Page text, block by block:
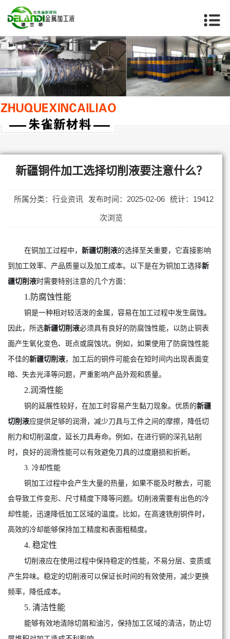
当前位置：首页>>新疆行业资讯
新疆铜件加工选择切削液要注意什么？
所属分类：行业资讯 发布时间：2025-02-06 统计：19412
次浏览
在铜加工过程中， 新疆切削液的选择至关重要，它直接影响
到加工效率、产品质量以及加工成本。以下是在为铜加工选择新
疆切削液时需要特别注意的几个方面：
1.防腐蚀性能
铜是一种相对较活泼的金属，容易在加工过程中发生腐蚀。
因此，所选新疆切削液必须具有良好的防腐蚀性能，以防止铜表
面产生氧化变色、斑点或腐蚀坑。例如，如果使用了防腐蚀性能
不佳的新疆切削液，加工后的铜件可能会在短时间内出现表面变
暗、失去光泽等问题，严重影响产品外观和质量。
2.润滑性能
铜的延展性较好，在加工时容易产生黏刀现象。优质的新疆
切削液应提供足够的润滑，减少刀具与工件之间的摩擦，降低切
削力和切削温度，延长刀具寿命。例如，在进行铜的深孔钻削
时，良好的润滑性能可以有效避免刀具的过度磨损和折断。
3. 冷却性能
铜加工过程中会产生大量的热量，如果不能及时散去，可能
会导致工件变形、尺寸精度下降等问题。切削液需要有出色的冷
却性能，迅速降低加工区域的温度。比如，在高速铣削铜件时，
高效的冷却能够保持加工精度和表面粗糙度。
4. 稳定性
切削液应在使用过程中保持稳定的性能，不易分层、变质或
产生异味。稳定的切削液可以保证长时间的有效使用，减少更换
频率，降低成本。
5. 清洁性能
能够有效地清除切屑和油污，保持加工区域的清洁，防止切